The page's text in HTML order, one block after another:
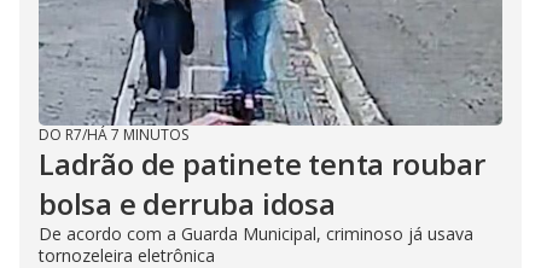
DO R7/HÁ 7 MINUTOS
Ladrão de patinete tenta roubar
bolsa e derruba idosa
De acordo com a Guarda Municipal, criminoso já usava
tornozeleira eletrônica